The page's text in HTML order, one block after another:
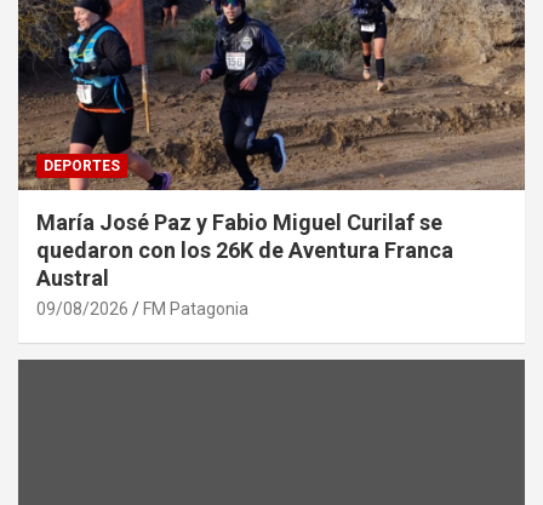
DEPORTES
María José Paz y Fabio Miguel Curilaf se
quedaron con los 26K de Aventura Franca
Austral
09/08/2026 FM Patagonia